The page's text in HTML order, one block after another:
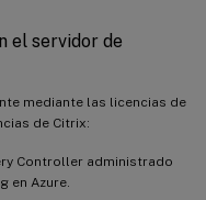
el servidor de
mediante las licencias de
de Citrix:
Controller administrado
en Azure.